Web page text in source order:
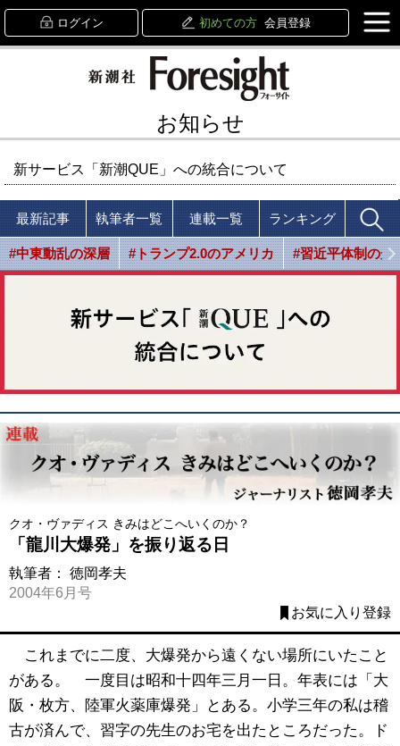
ログイン 初めての方 会員登録
お知らせ
新サービス「新潮QUE」への統合について
最新記事 執筆者一覧 連載一覧 ランキング
#中東動乱の深層 #トランプ2.0のアメリカ #習近平体制の光
クオ・ヴァディス きみはどこへいくのか？
「龍川大爆発」を振り返る日
執筆者： 徳岡孝夫
2004年6月号
お気に入り登録
これまでに二度、大爆発から遠くない場所にいたこと
がある。 一度目は昭和十四年三月一日。年表には「大
阪・枚方、陸軍火薬庫爆発」とある。小学三年の私は稽
古が済んで、習字の先生のお宅を出たところだった。ド